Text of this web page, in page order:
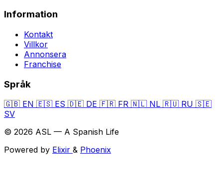
Information
Kontakt
Villkor
Annonsera
Franchise
Språk
🇬🇧 EN 🇪🇸 ES 🇩🇪 DE 🇫🇷 FR 🇳🇱 NL 🇷🇺 RU 🇸🇪
SV
© 2026 ASL — A Spanish Life
Powered by Elixir & Phoenix